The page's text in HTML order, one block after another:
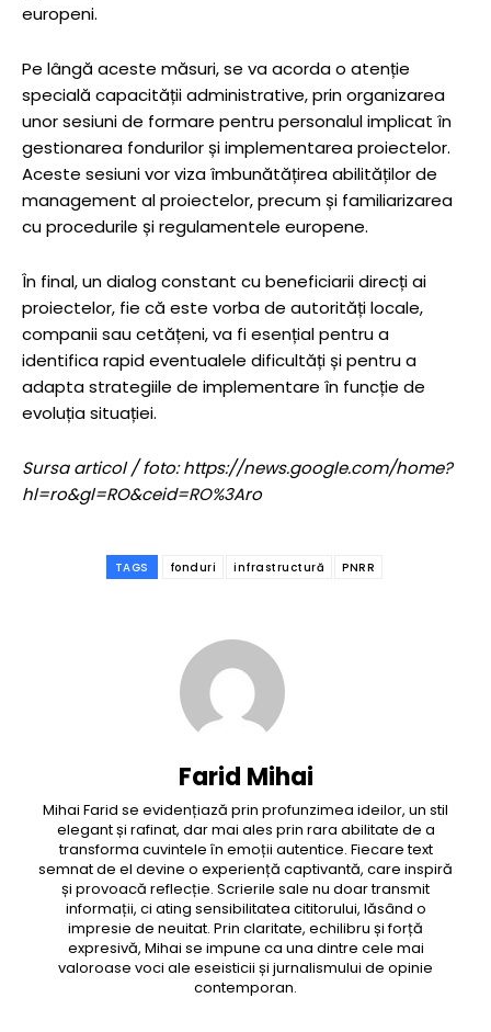
europeni.
Pe lângă aceste măsuri, se va acorda o atenție
specială capacității administrative, prin organizarea
unor sesiuni de formare pentru personalul implicat în
gestionarea fondurilor și implementarea proiectelor.
Aceste sesiuni vor viza îmbunătățirea abilităților de
management al proiectelor, precum și familiarizarea
cu procedurile și regulamentele europene.
În final, un dialog constant cu beneficiarii direcți ai
proiectelor, fie că este vorba de autorități locale,
companii sau cetățeni, va fi esențial pentru a
identifica rapid eventualele dificultăți și pentru a
adapta strategiile de implementare în funcție de
evoluția situației.
Sursa articol / foto: https://news.google.com/home?
hl=ro&gl=RO&ceid=RO%3Aro
TAGS fonduri infrastructură PNRR
Farid Mihai
Mihai Farid se evidențiază prin profunzimea ideilor, un stil
elegant și rafinat, dar mai ales prin rara abilitate de a
transforma cuvintele în emoții autentice. Fiecare text
semnat de el devine o experiență captivantă, care inspiră
și provoacă reflecție. Scrierile sale nu doar transmit
informații, ci ating sensibilitatea cititorului, lăsând o
impresie de neuitat. Prin claritate, echilibru și forță
expresivă, Mihai se impune ca una dintre cele mai
valoroase voci ale eseisticii și jurnalismului de opinie
contemporan.